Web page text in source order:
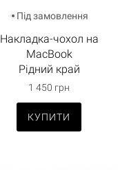
Під замовлення
Накладка-чохол на
MacBook
Рідний край
1 450 грн
КУПИТИ